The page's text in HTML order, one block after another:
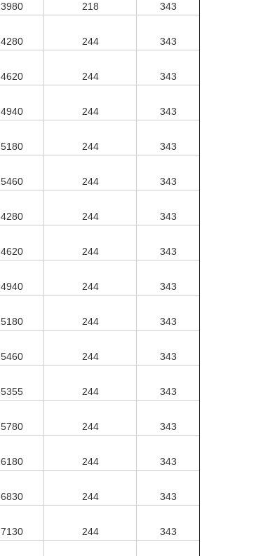
3980 218 343
4280 244 343
4620 244 343
4940 244 343
5180 244 343
5460 244 343
4280 244 343
4620 244 343
4940 244 343
5180 244 343
5460 244 343
5355 244 343
5780 244 343
6180 244 343
6830 244 343
7130 244 343